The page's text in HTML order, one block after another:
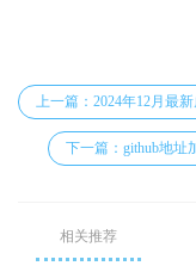
上一篇：2024年12月最
下一篇：github地址
相关推荐